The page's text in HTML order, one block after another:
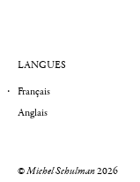
LANGUES
Français
Anglais
©Michel Schulman2026